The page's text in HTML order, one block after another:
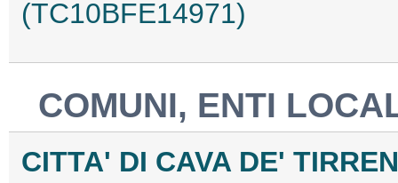
(TC10BFE14971)
COMUNI, ENTI
CITTA' DI CAVA DE'